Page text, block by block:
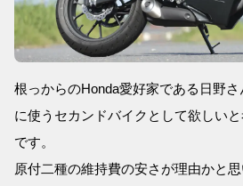
根っからのHonda愛好家である日野
に使うセカンドバイクとして欲しい
です。
原付二種の維持費の安さが理由かと